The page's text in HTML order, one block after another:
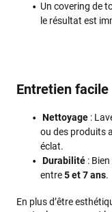
Un covering de
le résultat est
Entretien facile
Nettoyage:
ou des produits
éclat.
Durabilité: Bien
entre5 et 7 ans.
En plus d’être